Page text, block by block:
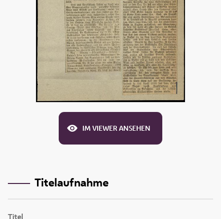
IM VIEWER ANSEHEN
Titelaufnahme
Titel